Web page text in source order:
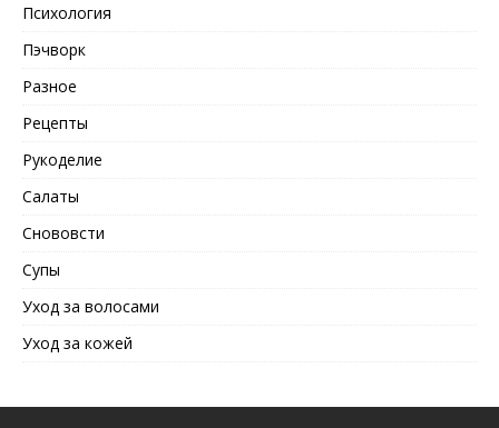
Психология
Пэчворк
Разное
Рецепты
Рукоделие
Салаты
Снововсти
Супы
Уход за волосами
Уход за кожей